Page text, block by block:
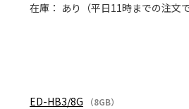
在庫： あり（平日11時までの注文
ED-HB3/8G （8GB）